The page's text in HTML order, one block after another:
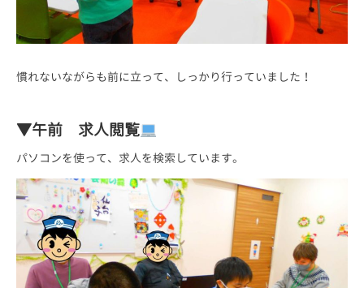
慣れないながらも前に立って、しっかり行っていました！
▼午前 求人閲覧
パソコンを使って、求人を検索しています。